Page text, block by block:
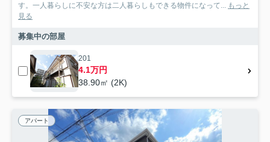
す。一人暮らしに不安な方は二人暮らしもできる物件になって... もっと
見る
募集中の部屋
201
4.1万円
38.90㎡ (2K)
アパート